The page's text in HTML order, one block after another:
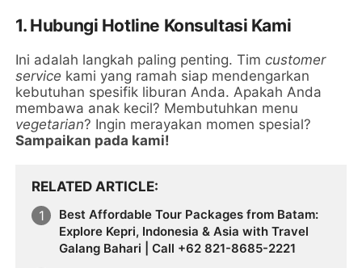
1. Hubungi Hotline Konsultasi Kami
Ini adalah langkah paling penting. Timcustomer
service kami yang ramah siap mendengarkan
kebutuhan spesifik liburan Anda. Apakah Anda
membawa anak kecil? Membutuhkan menu
vegetarian? Ingin merayakan momen spesial?
Sampaikan pada kami!
RELATED ARTICLE
Best Affordable Tour Packages from Batam:
Explore Kepri, Indonesia & Asia with Travel
Galang Bahari | Call +62 821-8685-2221